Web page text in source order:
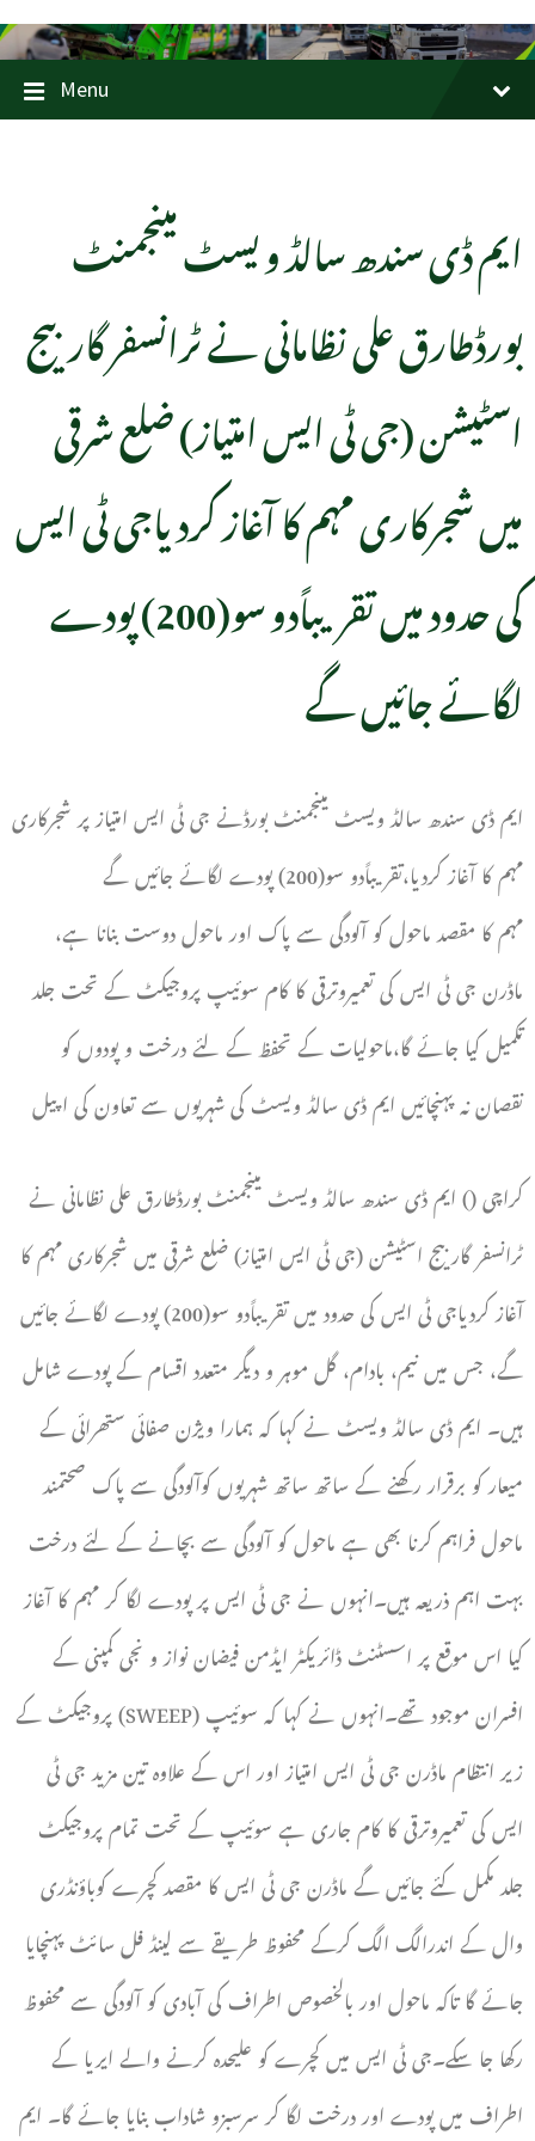
Menu
ایم ڈی سندھ سالڈ ویسٹ مینجمنٹ
بورڈطارق علی نظامانی نے ٹرانسفر گاربیج
اسٹیشن (جی ٹی ایس امتیاز) ضلع شرقی
میں شجرکاری مہم کا آغاز کردیاجی ٹی ایس
کی حدود میں تقریباًدو سو(200) پودے
لگائے جائیں گے
ایم ڈی سندھ سالڈ ویسٹ مینجمنٹ بورڈنے جی ٹی ایس امتیاز پر شجرکاری
مہم کا آغاز کردیا،تقریباًدو سو(200) پودے لگائے جائیں گے
مہم کا مقصد ماحول کو آلودگی سے پاک اور ماحول دوست بنانا ہے،
ماڈرن جی ٹی ایس کی تعمیروترقی کا کام سوئیپ پروجیکٹ کے تحت جلد
تکمیل کیا جائے گا،ماحولیات کے تحفظ کے لئے درخت و پودوں کو
نقصان نہ پہنچائیں ایم ڈی سالڈ ویسٹ کی شہریوں سے تعاون کی اپیل
کراچی () ایم ڈی سندھ سالڈ ویسٹ مینجمنٹ بورڈطارق علی نظامانی نے
ٹرانسفر گاربیج اسٹیشن (جی ٹی ایس امتیاز) ضلع شرقی میں شجرکاری مہم کا
آغاز کردیاجی ٹی ایس کی حدود میں تقریباًدو سو(200) پودے لگائے جائیں
گے، جس میں نیم، بادام، گل موہر و دیگر متعدد اقسام کے پودے شامل
ہیں۔ ایم ڈی سالڈ ویسٹ نے کہا کہ ہمارا ویژن صفائی ستھرائی کے
میعار کو برقرار رکھنے کے ساتھ ساتھ شہریوں کوآلودگی سے پاک صحتمند
ماحول فراہم کرنا بھی ہے ماحول کو آلودگی سے بچانے کے لئے درخت
بہت اہم ذریعہ ہیں۔انہوں نے جی ٹی ایس پر پودے لگا کر مہم کا آغاز
کیا اس موقع پر اسسٹنٹ ڈائریکٹر ایڈمن فیضان نواز و نجی کمپنی کے
افسران موجود تھے۔انہوں نے کہا کہ سوئیپ (SWEEP) پروجیکٹ کے
زیر انتظام ماڈرن جی ٹی ایس امتیاز اور اس کے علاوہ تین مزید جی ٹی
ایس کی تعمیروترقی کا کام جاری ہے سوئیپ کے تحت تمام پروجیکٹ
جلد مکمل کئے جائیں گے ماڈرن جی ٹی ایس کا مقصد کچرے کوباؤنڈری
وال کے اندرالگ الگ کرکے محفوظ طریقے سے لینڈ فل سائٹ پہنچایا
جائے گا تاکہ ماحول اور بالخصوص اطراف کی آبادی کو آلودگی سے محفوظ
رکھا جا سکے۔جی ٹی ایس میں کچرے کو علیحدہ کرنے والے ایریا کے
اطراف میں پودے اور درخت لگا کر سرسبزو شاداب بنایا جائے گا۔ ایم